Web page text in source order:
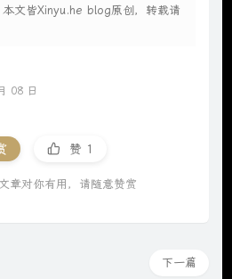
本文皆Xinyu.he blog原创，转载请
08 日
赞 1
章对你有用，请随意赞赏
下一篇